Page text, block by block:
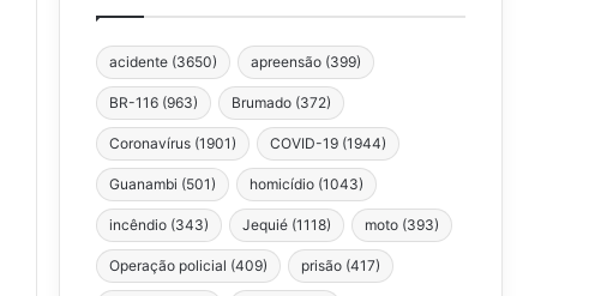
acidente (3650) apreensão (399)
BR-116 (963) Brumado (372)
Coronavírus (1901) COVID-19 (1944)
Guanambi (501) homicídio (1043)
incêndio (343) Jequié (1118) moto (393)
Operação policial (409) prisão (417)